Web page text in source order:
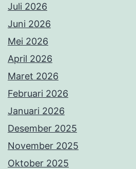
Juli 2026
Juni 2026
Mei 2026
April 2026
Maret 2026
Februari 2026
Januari 2026
Desember 2025
November 2025
Oktober 2025